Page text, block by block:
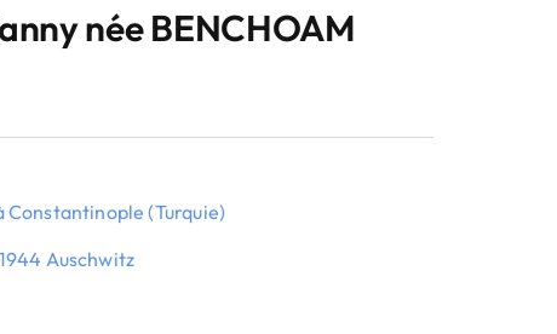
née BENCHOAM
Constantinople (Turquie)
Auschwitz